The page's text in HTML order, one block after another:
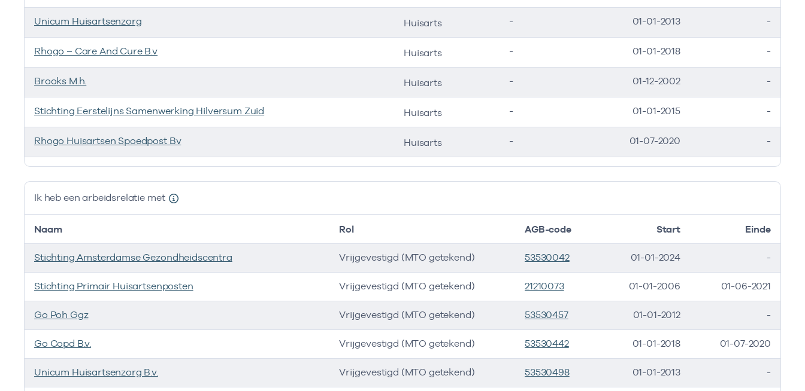
Ik ben werkzaam bij de volgende vestigingen
Unicum Huisartsenzorg Huisarts - 01-01-2013 -
Rhogo – Care And Cure B.v Huisarts - 01-01-2018 -
Brooks M.h. Huisarts - 01-12-2002 -
Stichting Eerstelijns Samenwerking Hilversum Zuid Huisarts - 01-01-2015 -
Rhogo Huisartsen Spoedpost Bv Huisarts - 01-07-2020 -
Ik heb een arbeidsrelatie met
Naam Rol AGB-code Start Einde
Stichting Amsterdamse Gezondheidscentra Vrijgevestigd (MTO getekend) 53530042 01-01-2024 -
Stichting Primair Huisartsenposten Vrijgevestigd (MTO getekend) 21210073 01-01-2006 01-06-2021
Go Poh Ggz Vrijgevestigd (MTO getekend) 53530457 01-01-2012 -
Go Copd B.v. Vrijgevestigd (MTO getekend) 53530442 01-01-2018 01-07-2020
Unicum Huisartsenzorg B.v. Vrijgevestigd (MTO getekend) 53530498 01-01-2013 -